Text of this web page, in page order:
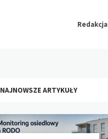
Redakcja
NAJNOWSZE ARTYKUŁY